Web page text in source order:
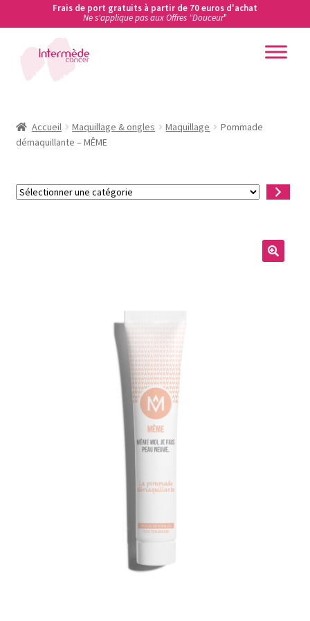
Frais de port gratuits à partir de 70 euros d'achat
Ne s'applique pas aux Offres "Douceur"
Aller
Aller
au
contenu
Accueil
Accueil
Ateliers de prévention des cancers en entreprise
Les conditions de prise en charge par la Sécurité Sociale
Accueil Maquillage & ongles Maquillage
Pommade
démaquillante – MÊME
Sélectionner